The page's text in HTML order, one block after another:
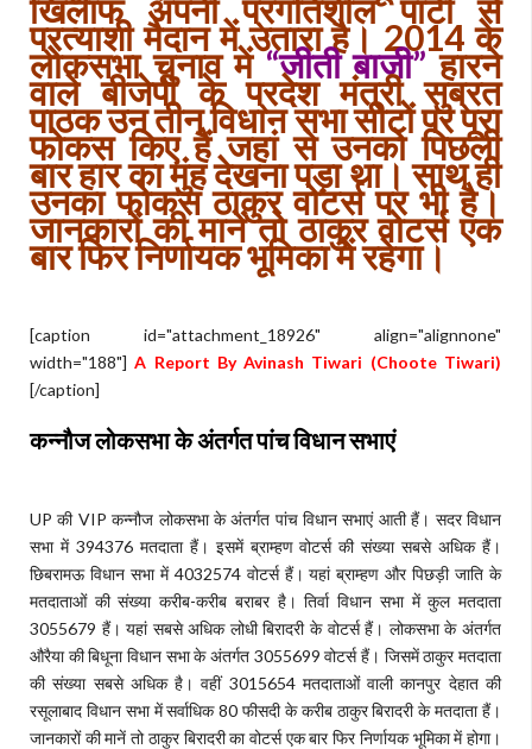
खिलाफ अपनी प्रगतिशील पार्टी से
प्रत्याशी मैदान में उतारा है। 2014 के
लोकसभा चुनाव में“जीती बाजी”हारने
वाले बीजेपी के प्रदेश मंत्री सुब्रत
पाठक उन तीन विधान सभा सीटों पर पूरा
फोकस किए हैं जहां से उनको पिछली
बार हार का मुंह देखना पड़ा था। साथ ही
उनका फोकस ठाकुर वोटर्स पर भी है।
जानकारों की मानें तो ठाकुर वोटर्स एक
बार फिर निर्णायक भूमिका में रहेगा।
[caption id="attachment_18926" align="alignnone"
width="188"] A Report By Avinash Tiwari (Choote Tiwari)
[/caption]
कन्नौज लोकसभा के अंतर्गत पांच विधान सभाएं
UP की VIP कन्नौज लोकसभा के अंतर्गत पांच विधान सभाएं आती हैं। सदर विधान
सभा में 394376 मतदाता हैं। इसमें ब्राम्हण वोटर्स की संख्या सबसे अधिक हैं।
छिबरामऊ विधान सभा में 4032574 वोटर्स हैं। यहां ब्राम्हण और पिछड़ी जाति के
मतदाताओं की संख्या करीब-करीब बराबर है। तिर्वा विधान सभा में कुल मतदाता
3055679 हैं। यहां सबसे अधिक लोधी बिरादरी के वोटर्स हैं। लोकसभा के अंतर्गत
औरैया की बिधूना विधान सभा के अंतर्गत 3055699 वोटर्स हैं। जिसमें ठाकुर मतदाता
की संख्या सबसे अधिक है। वहीं 3015654 मतदाताओं वाली कानपुर देहात की
रसूलाबाद विधान सभा में सर्वाधिक 80 फीसदी के करीब ठाकुर बिरादरी के मतदाता हैं।
जानकारों की मानें तो ठाकुर बिरादरी का वोटर्स एक बार फिर निर्णायक भूमिका में होगा।